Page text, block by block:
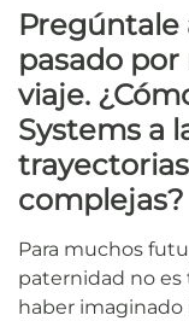
Pregúntale
pasado
viaje.
Systems a
complejas?
Para muchos
paternidad no
haber imaginado